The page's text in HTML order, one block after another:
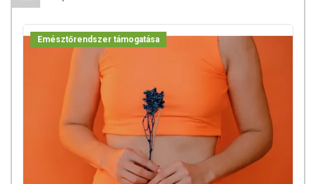
animalis subsp. lactis BLC1 LMG23512 DSMZ DSM17741
(maltodextrin, kukoricakeményítő)], csomósodást gátló anyagok
(talkum, szilícium-dioxid), stabilizátor (nátrium-alginát).
Összetevők (flakonban):
tisztított víz, nádcukor, rövid láncú
fruktooligoszacharidok (FOS; élelmi rost), fekete bodza (Sambucus
nigra L.) gyümölcs por, friss méhpempő, aroma (karamell),
tartósítószerek (kálium-szorbát, nátrium-benzoát), savanyúságot
szabályozó anyag (citromsav), édesítőszer (sztéviából származó
szteviol-glikozidok).
Emésztőrendszer támogatása